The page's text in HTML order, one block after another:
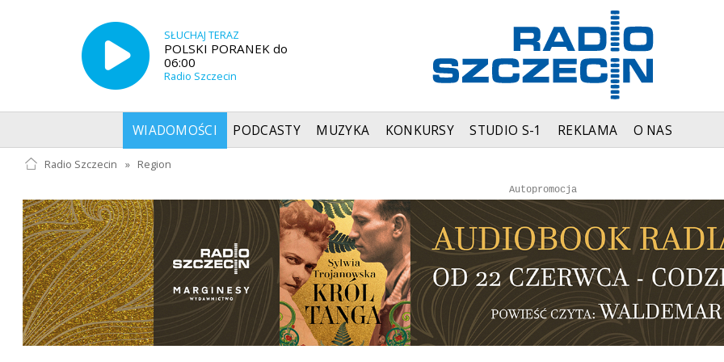
SŁUCHAJ TERAZ
POLSKI PORANEK do
06:00
Radio Szczecin
WIADOMOŚCI PODCASTY MUZYKA KONKURSY STUDIO S-1 REKLAMA O NAS
Radio Szczecin » Region
Autopromocja
Reklama
Autopromocja